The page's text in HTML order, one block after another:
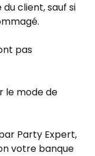
client, sauf si
pas
le mode de
Party Expert,
votre banque